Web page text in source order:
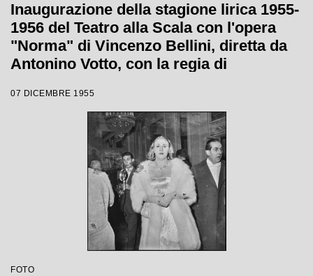
Inaugurazione della stagione lirica 1955-
1956 del Teatro alla Scala con l'opera
"Norma" di Vincenzo Bellini, diretta da
Antonino Votto, con la regia di
07 DICEMBRE 1955
FOTO